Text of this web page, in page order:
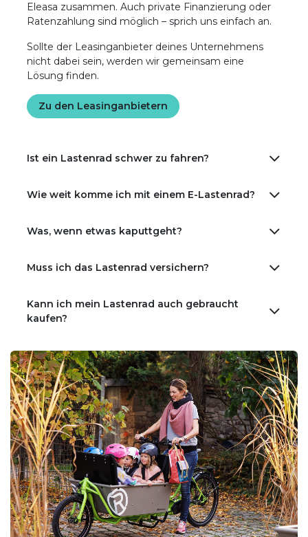
Eleasa zusammen. Auch private Finanzierung oder
Ratenzahlung sind möglich – sprich uns einfach an.
Sollte der Leasinganbieter deines Unternehmens
nicht dabei sein, werden wir gemeinsam eine
Lösung finden.
Zu den Leasinganbietern
Ist ein Lastenrad schwer zu fahren?
Wie weit komme ich mit einem E-Lastenrad?
Was, wenn etwas kaputtgeht?
Muss ich das Lastenrad versichern?
Kann ich mein Lastenrad auch gebraucht
kaufen?